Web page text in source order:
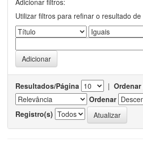
Adicionar filtros:
Utilizar filtros para refinar o resultado de
Resultados/Página |
Ordenar
Registro(s)